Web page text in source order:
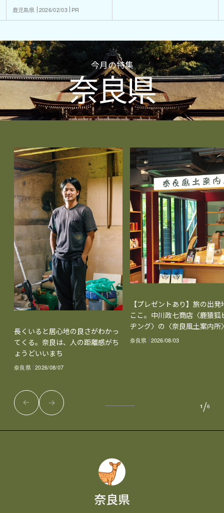
鹿児島県 2026/02/03 PR
今月の特集
奈良県
奈良県
長くいると居心地の良さがわかっ
てくる。奈良は、人の距離感がち
ょうどいいまち
奈良県 2026/08/07
【プレゼントあり】旅の出発
ここ。中川政七商店〈鹿猿狐
ヂング〉の〈奈良風土案内所
奈良県 2026/08/03
1 /6